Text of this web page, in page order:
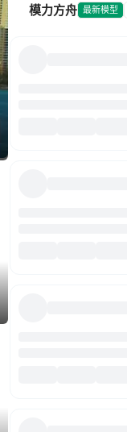
模力方舟 最新模型